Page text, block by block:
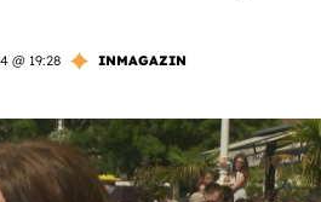
@ 19:28
INMAGAZIN
OBAVIJESTI